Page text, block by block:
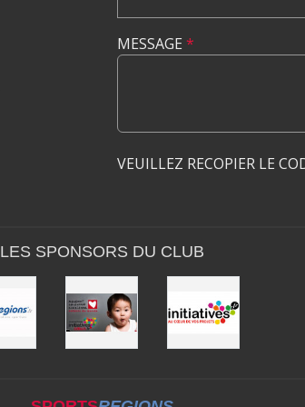
MESSAGE *
VEUILLEZ RECOPIER LE
LES SPONSORS DU CLUB